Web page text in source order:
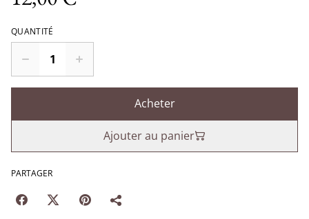
QUANTITÉ
Acheter
Ajouter au panier
PARTAGER